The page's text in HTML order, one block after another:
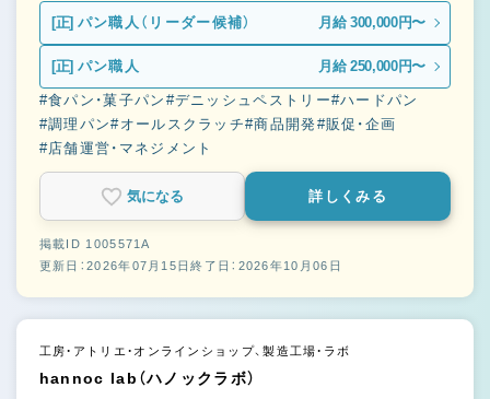
[正] パン職人（リーダー候補） 月給 300,000円〜
[正] パン職人 月給 250,000円〜
#食パン・菓子パン #デニッシュペストリー#ハードパン
#調理パン#オールスクラッチ#商品開発#販促・企画
#店舗運営・マネジメント
気になる 詳しくみる
掲載ID 1005571A
更新日：2026年07月15日終了日：2026年10月06日
工房・アトリエ・オンラインショップ、製造工場・ラボ
hannoc lab（ハノックラボ）